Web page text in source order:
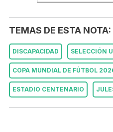
TEMAS DE ESTA NOTA:
DISCAPACIDAD SELECCIÓN
COPA MUNDIAL DE FÚTBOL
ESTADIO CENTENARIO